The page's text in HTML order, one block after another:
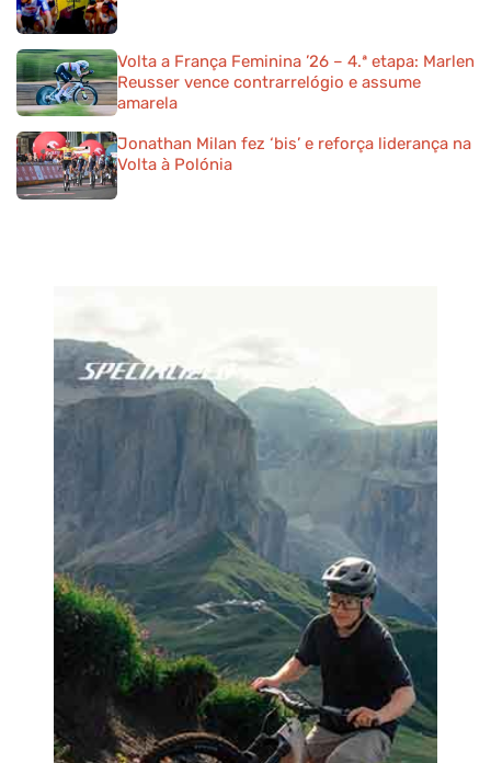
Volta a França Feminina ’26 – 4.ª etapa: Marlen
Reusser vence contrarrelógio e assume
amarela
Jonathan Milan fez ‘bis’ e reforça liderança na
Volta à Polónia